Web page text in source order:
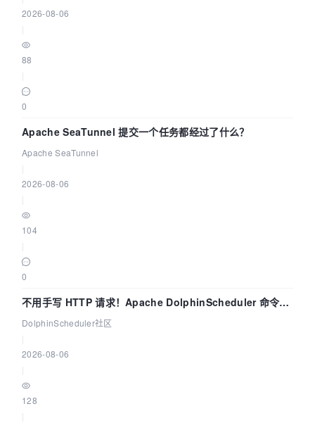
2026-08-06
88
0
Apache SeaTunnel 提交一个任务都经过了什么？
Apache SeaTunnel
2026-08-06
104
0
不用手写 HTTP 请求！Apache DolphinScheduler 命令行
dsctl 两分钟上手
DolphinScheduler社区
2026-08-06
128